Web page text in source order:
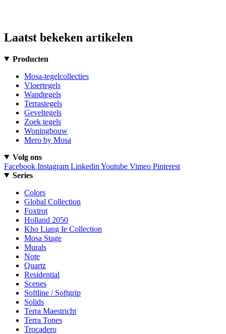
Laatst bekeken artikelen
Producten
Mosa-tegelcollecties
Vloertegels
Wandtegels
Terrastegels
Geveltegels
Zoek tegels
Woningbouw
Mero by Mosa
Volg ons
Facebook Instagram Linkedin Youtube Vimeo Pinterest
Series
Colors
Global Collection
Foxtrot
Holland 2050
Kho Liang Ie Collection
Mosa Stage
Murals
Note
Quartz
Residential
Scenes
Softline / Softgrip
Solids
Terra Maestricht
Terra Tones
Trocadero